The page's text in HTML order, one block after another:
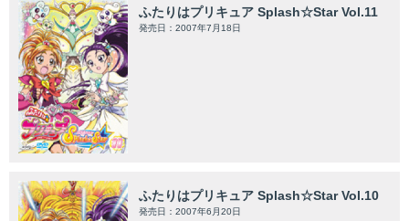
ふたりはプリキュア Splash☆Star Vol.11
発売日：2007年7月18日
ふたりはプリキュア Splash☆Star Vol.10
発売日：2007年6月20日